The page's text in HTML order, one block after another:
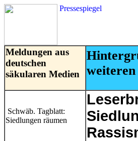
Pressespiegel
Meldungen aus
deutschen
säkularen Medien
Schwäb. Tagblatt:
Siedlungen räumen